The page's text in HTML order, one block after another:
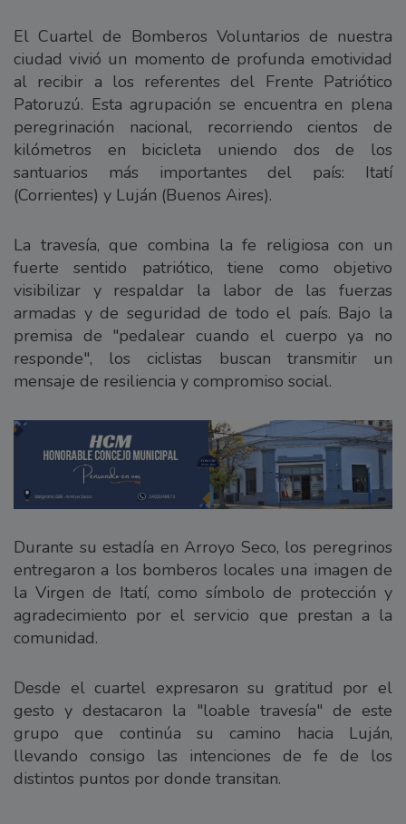
El Cuartel de Bomberos Voluntarios de nuestra
ciudad vivió un momento de profunda emotividad
al recibir a los referentes del Frente Patriótico
Patoruzú. Esta agrupación se encuentra en plena
peregrinación nacional, recorriendo cientos de
kilómetros en bicicleta uniendo dos de los
santuarios más importantes del país: Itatí
(Corrientes) y Luján (Buenos Aires).
La travesía, que combina la fe religiosa con un
fuerte sentido patriótico, tiene como objetivo
visibilizar y respaldar la labor de las fuerzas
armadas y de seguridad de todo el país. Bajo la
premisa de "pedalear cuando el cuerpo ya no
responde", los ciclistas buscan transmitir un
mensaje de resiliencia y compromiso social.
Durante su estadía en Arroyo Seco, los peregrinos
entregaron a los bomberos locales una imagen de
la Virgen de Itatí, como símbolo de protección y
agradecimiento por el servicio que prestan a la
comunidad.
Desde el cuartel expresaron su gratitud por el
gesto y destacaron la "loable travesía" de este
grupo que continúa su camino hacia Luján,
llevando consigo las intenciones de fe de los
distintos puntos por donde transitan.